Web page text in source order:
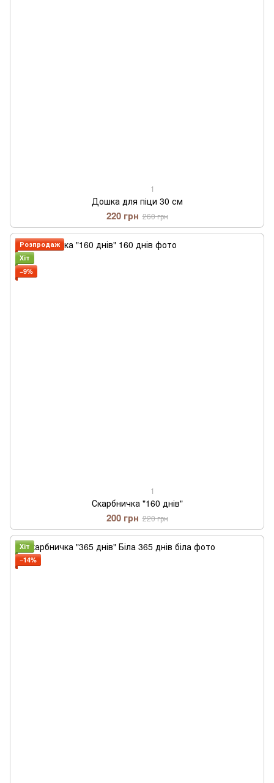
1
Дошка для піци 30 см
220 грн 260 грн
Розпродаж
Хіт
−9%
1
Скарбничка "160 днів"
200 грн 220 грн
Хіт
−14%